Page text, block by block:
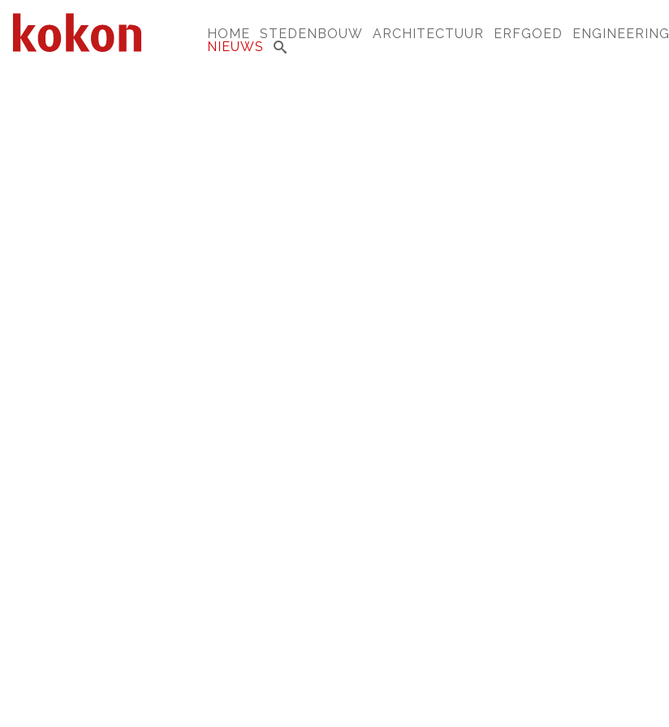
HOME STEDENBOUW ARCHITECTUUR ERFGOED ENGINEERING
NIEUWS